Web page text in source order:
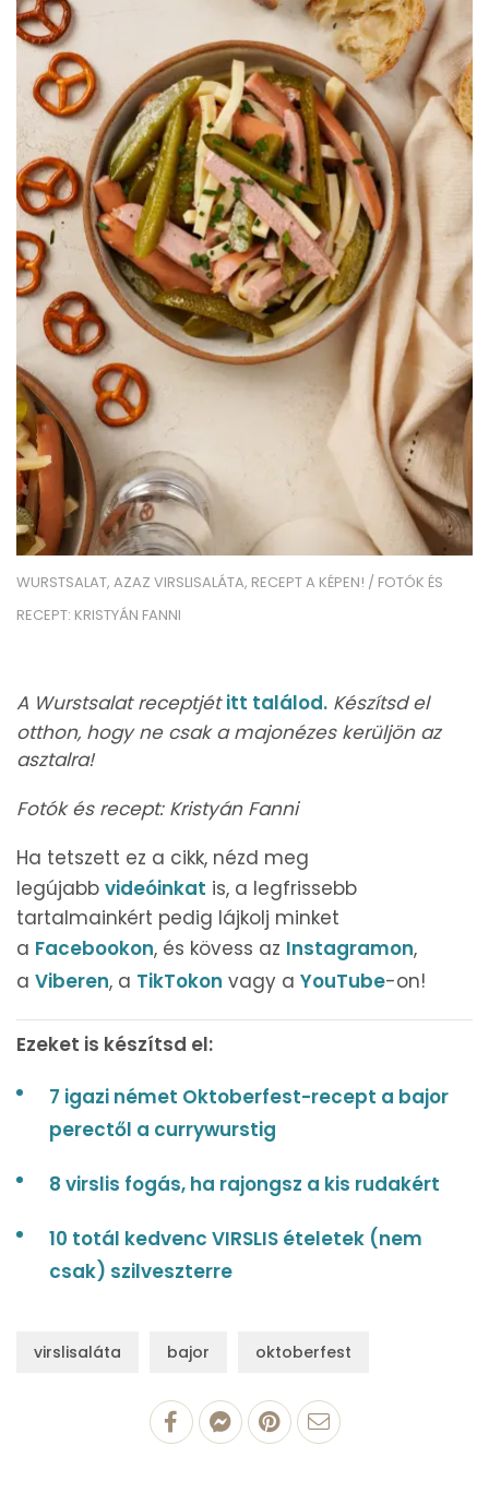
WURSTSALAT, AZAZ VIRSLISALÁTA, RECEPT A KÉPEN! / FOTÓK ÉS
RECEPT: KRISTYÁN FANNI
A Wurstsalat receptjétitt találod. Készítsd el
otthon, hogy ne csak a majonézes kerüljön az
asztalra!
Fotók és recept: Kristyán Fanni
Ha tetszett ez a cikk, nézd meg
legújabb videóinkat is, a legfrissebb
tartalmainkért pedig lájkolj minket
a Facebookon, és kövess az Instagramon,
a Viberen, a TikTokon vagy a YouTube-on!
Ezeket is készítsd el:
7 igazi német Oktoberfest-recept a bajor
perectől a currywurstig
8 virslis fogás, ha rajongsz a kis rudakért
10 totál kedvenc VIRSLIS ételetek (nem
csak) szilveszterre
virslisaláta bajor oktoberfest